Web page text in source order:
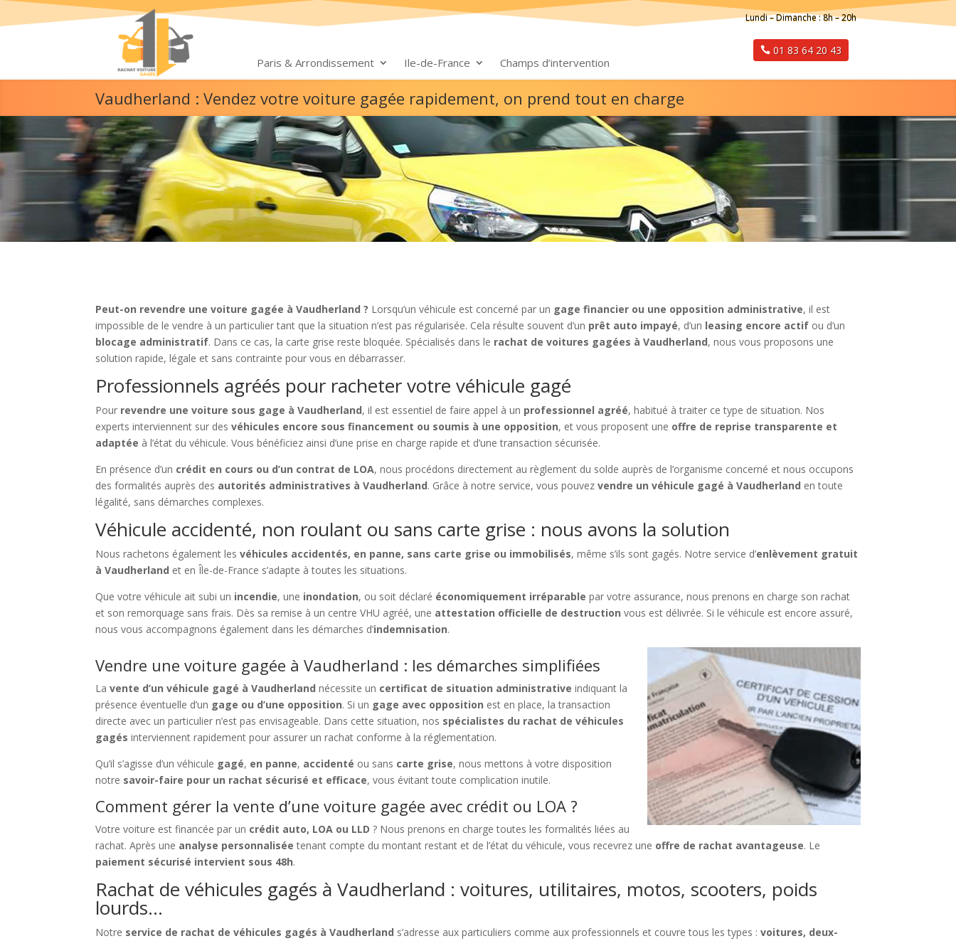
Paris & Arrondissement Ile-de-France Champs d’intervention
Lundi – Dimanche : 8h – 20h
01 83 64 20 43
Vaudherland : Vendez votre voiture gagée rapidement, on prend tout en charge
Peut-on revendre une voiture gagée à Vaudherland ? Lorsqu’un véhicule est concerné par un gage financier ou une opposition administrative, il est
impossible de le vendre à un particulier tant que la situation n’est pas régularisée. Cela résulte souvent d’un prêt auto impayé, d’un leasing encore actif ou d’un
blocage administratif. Dans ce cas, la carte grise reste bloquée. Spécialisés dans le rachat de voitures gagées à Vaudherland, nous vous proposons une
solution rapide, légale et sans contrainte pour vous en débarrasser.
Professionnels agréés pour racheter votre véhicule gagé
Pour revendre une voiture sous gage à Vaudherland, il est essentiel de faire appel à un professionnel agréé, habitué à traiter ce type de situation. Nos
experts interviennent sur desvéhicules encore sous financement ou soumis à une opposition, et vous proposent une offre de reprise transparente et
adaptée à l’état du véhicule. Vous bénéficiez ainsi d’une prise en charge rapide et d’une transaction sécurisée.
En présence d’un crédit en cours ou d’un contrat de LOA, nous procédons directement au règlement du solde auprès de l’organisme concerné et nous occupons
des formalités auprès des autorités administratives à Vaudherland. Grâce à notre service, vous pouvezvendre un véhicule gagé à Vaudherland en toute
légalité, sans démarches complexes.
Véhicule accidenté, non roulant ou sans carte grise : nous avons la solution
Nous rachetons également lesvéhicules accidentés, en panne, sans carte grise ou immobilisés, même s’ils sont gagés. Notre service d’enlèvement gratuit
à Vaudherland et en Île-de-France s’adapte à toutes les situations.
Que votre véhicule ait subi un incendie, une inondation, ou soit déclaré économiquement irréparable par votre assurance, nous prenons en charge son rachat
et son remorquage sans frais. Dès sa remise à un centre VHU agréé, une attestation officielle de destruction vous est délivrée. Si le véhicule est encore assuré,
nous vous accompagnons également dans les démarches d’indemnisation.
Vendre une voiture gagée à Vaudherland : les démarches simplifiées
Lavente d’un véhicule gagé à Vaudherland nécessite un certificat de situation administrative indiquant la
présence éventuelle d’un gage ou d’une opposition. Si un gage avec opposition est en place, la transaction
directe avec un particulier n’est pas envisageable. Dans cette situation, nos spécialistes du rachat de véhicules
gagés interviennent rapidement pour assurer un rachat conforme à la réglementation.
Qu’il s’agisse d’un véhicule gagé, en panne, accidenté ou sans carte grise, nous mettons à votre disposition
notre savoir-faire pour un rachat sécurisé et efficace, vous évitant toute complication inutile.
Comment gérer la vente d’une voiture gagée avec crédit ou LOA ?
Votre voiture est financée par un crédit auto, LOA ou LLD ? Nous prenons en charge toutes les formalités liées au
rachat. Après une analyse personnalisée tenant compte du montant restant et de l’état du véhicule, vous recevrez une offre de rachat avantageuse. Le
paiement sécurisé intervient sous 48h.
Rachat de véhicules gagés à Vaudherland : voitures, utilitaires, motos, scooters, poids
lourds…
Notre service de rachat de véhicules gagés à Vaudherland s’adresse aux particuliers comme aux professionnels et couvre tous les types :voitures, deux-